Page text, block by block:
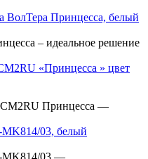
ВолТера Принцесса, белый
– идеальное решение
«Принцесса » цвет
Принцесса —
03, белый
MK814/03 —